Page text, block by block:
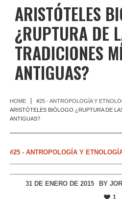
ARISTÓTELES
¿RUPTURA DE
TRADICIONES
ANTIGUAS?
HOME
#25 - ANTROPOLOGÍA Y
ARISTÓTELES BIÓLOGO ¿RUPTURA DE
ANTIGUAS?
#25 - ANTROPOLOGÍA Y
31 DE ENERO DE 2015 BY
1